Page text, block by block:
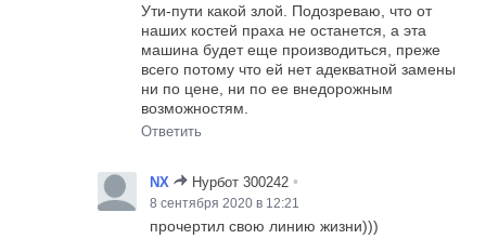
Ути-пути какой злой. Подозреваю, что от
наших костей праха не останется, а эта
машина будет еще производиться, преже
всего потому что ей нет адекватной замены
ни по цене, ни по ее внедорожным
возможностям.
Ответить
NX Нурбот 300242 •
8 сентября 2020 в 12:21
прочертил свою линию жизни)))